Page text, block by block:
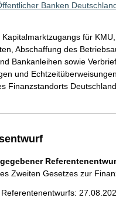
Banken
für
Abschaffung des
Bankanleihen sowie
und
Finanzstandorts
Zweiten Gesetzes zur